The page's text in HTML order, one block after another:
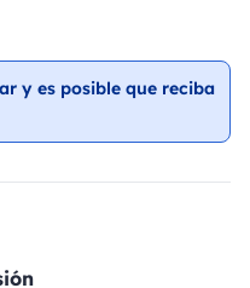
y es posible que reciba